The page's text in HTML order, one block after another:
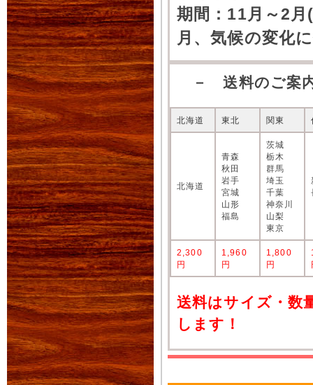
期間：11月～2
月、気候の変化
－ 送料のご案
北海道 東北 関東
北海道
青森
秋田
岩手
宮城
山形
福島
茨城
栃木
群馬
埼玉
千葉
神奈川
山梨
東京
2,300
円
1,960
円
1,800
円
送料はサイズ・数
します！